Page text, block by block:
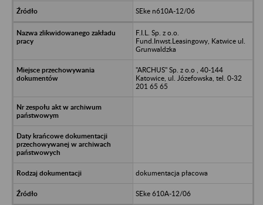
SEke n610A-12/06
F.I.L. Sp. z o.o.
Fund.Inwst.Leasingowy, Katwice ul.
Grunwaldzka
"ARCHUS" Sp. z o.o , 40-144
Katowice, ul. Józefowska, tel. 0-32
201 65 65
dokumentacja płacowa
SEke 610A-12/06